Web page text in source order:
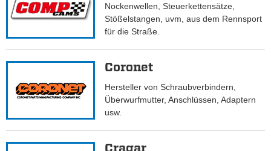
Nockenwellen, Steuerkettensätze,
Stößelstangen, uvm, aus dem Rennsport
für die Straße.
Coronet
Hersteller von Schraubverbindern,
Überwurfmutter, Anschlüssen, Adaptern
usw.
Cragar